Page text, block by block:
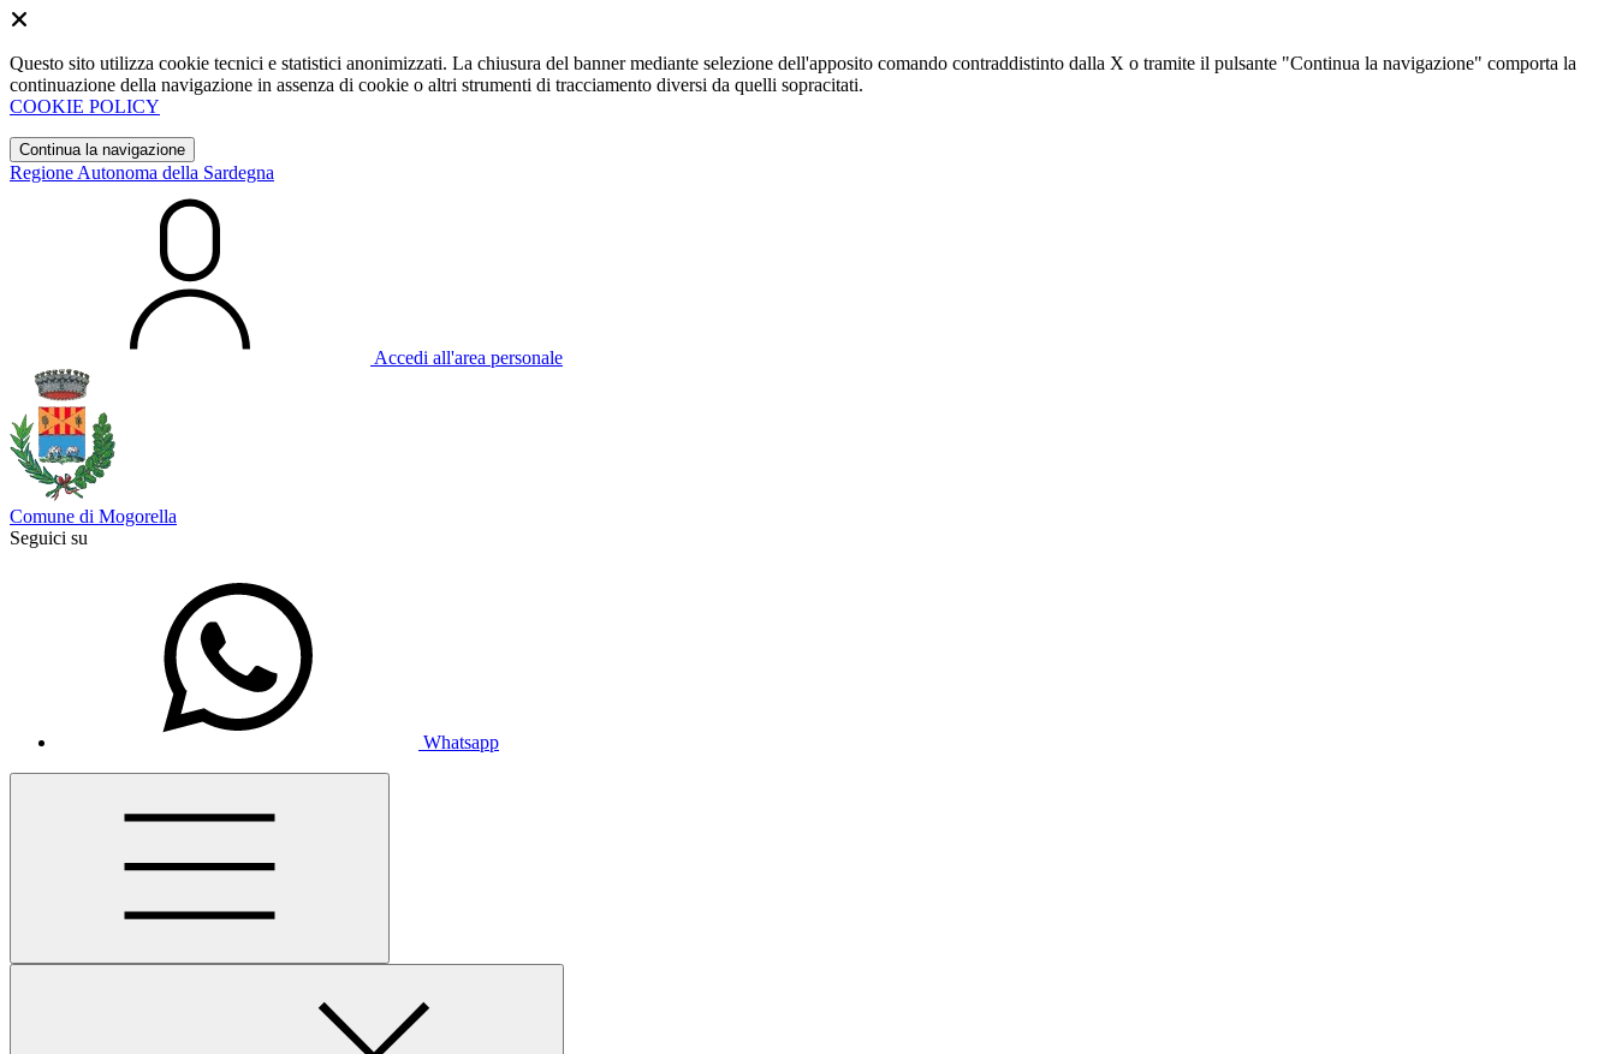
Questo sito utilizza cookie tecnici e statistici anonimizzati. La chiusura del banner mediante selezione dell'apposito comando contraddistinto dalla X o tramite il pulsante "Continua la navigazione" comporta la
continuazione della navigazione in assenza di cookie o altri strumenti di tracciamento diversi da quelli sopracitati.
COOKIE POLICY
Continua la navigazione
Regione Autonoma della Sardegna
Accedi all'area personale
Comune di Mogorella
Seguici su
Whatsapp